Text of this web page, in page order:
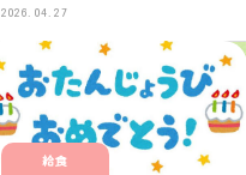
2026.04.27
給食